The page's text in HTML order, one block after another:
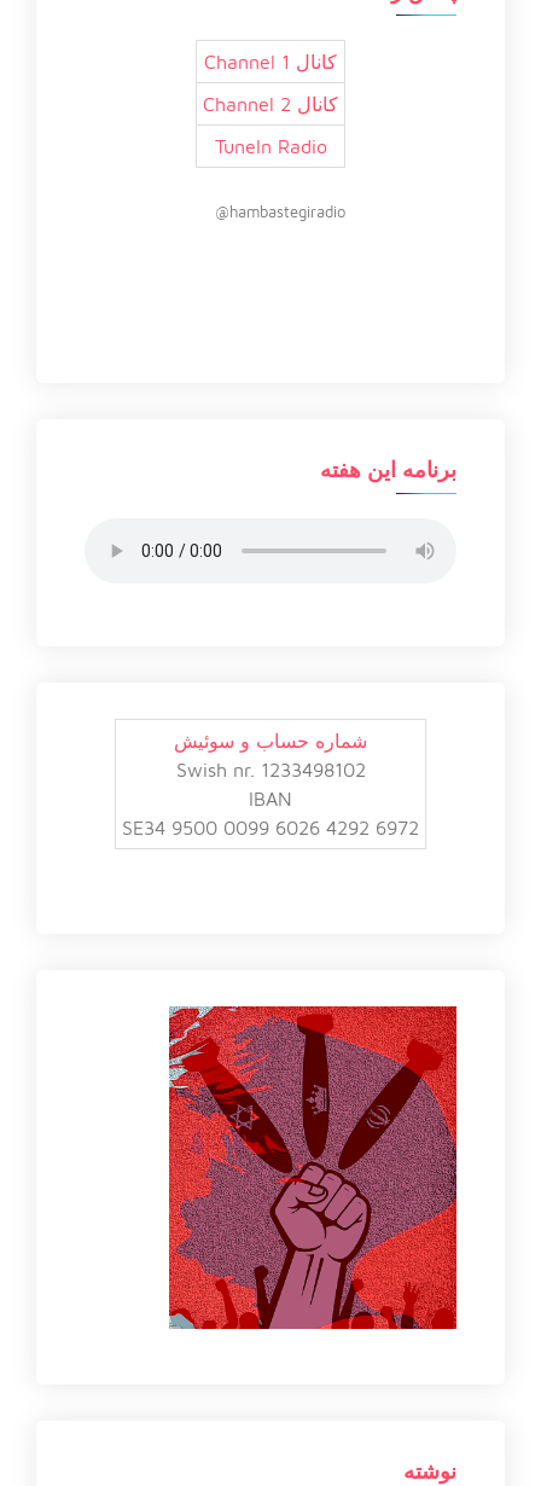
کانال 1 Channel
کانال 2 Channel
TuneIn Radio
hambastegiradio@
برنامه این هفته
شماره حساب و سوئیش
Swish nr. 1233498102
IBAN
SE34 9500 0099 6026 4292 6972
نوشته